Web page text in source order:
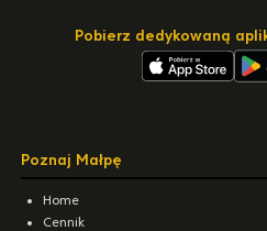
Pobierz dedykowaną
Poznaj Małpę
Home
Cennik